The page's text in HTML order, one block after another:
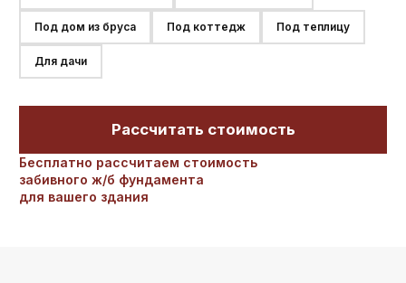
Под дом из бруса Под коттедж Под теплицу
Для дачи
Рассчитать стоимость
Бесплатно рассчитаем стоимость
забивного ж/б фундамента
для вашего здания